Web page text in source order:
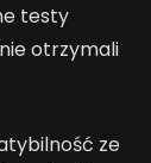
testy
otrzymali
ze